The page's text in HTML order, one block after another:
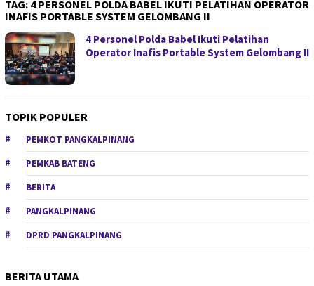
TAG: 4 PERSONEL POLDA BABEL IKUTI PELATIHAN OPERATOR
INAFIS PORTABLE SYSTEM GELOMBANG II
4 Personel Polda Babel Ikuti Pelatihan
Operator Inafis Portable System Gelombang II
TOPIK POPULER
PEMKOT PANGKALPINANG
PEMKAB BATENG
BERITA
PANGKALPINANG
DPRD PANGKALPINANG
BERITA UTAMA